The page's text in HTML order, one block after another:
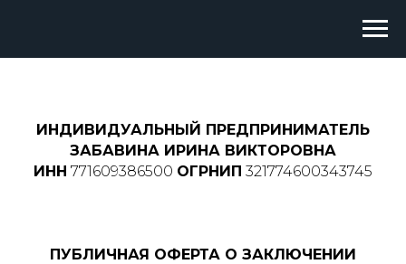
ИНДИВИДУАЛЬНЫЙ ПРЕДПРИНИМАТЕЛЬ
ЗАБАВИНА ИРИНА ВИКТОРОВНА
ИНН 771609386500 ОГРНИП 321774600343745
ПУБЛИЧНАЯ ОФЕРТА О ЗАКЛЮЧЕНИИ